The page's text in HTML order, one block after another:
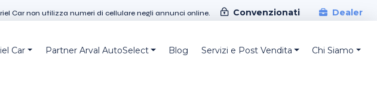
Car non utilizza numeri di cellulare negli annunci online. Convenzionati Dealer
Car Partner Arval AutoSelect Blog Servizi e Post Vendita Chi Siamo